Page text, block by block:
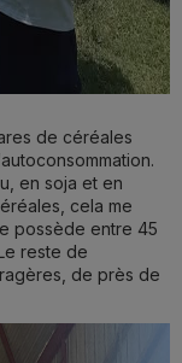
de céréales
en soja et en
cela me
possède entre 45
reste de
de près de